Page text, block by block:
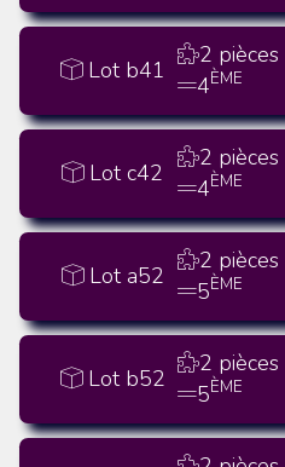
Lot b41
2 pièces
4ÈME
Lot c42
2 pièces
4ÈME
Lot a52
2 pièces
5ÈME
Lot b52
2 pièces
5ÈME